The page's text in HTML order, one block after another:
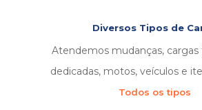
Diversos Tipos de
Atendemos mudanças, cargas
dedicadas, motos, veículos e
Todos os tipos